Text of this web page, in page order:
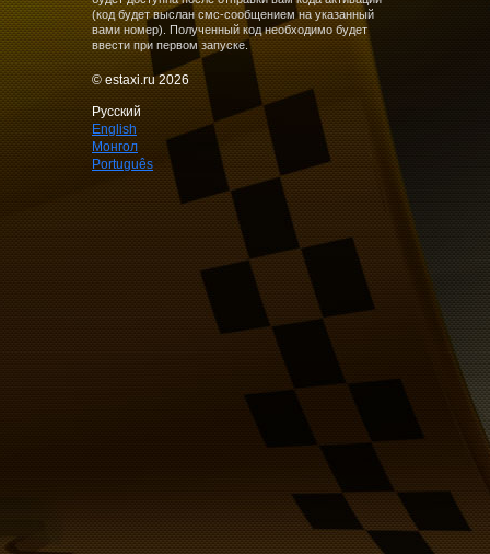
(код будет выслан смс-сообщением на указанный
вами номер). Полученный код необходимо будет
ввести при первом запуске.
© estaxi.ru 2026
Русский
English
Монгол
Português